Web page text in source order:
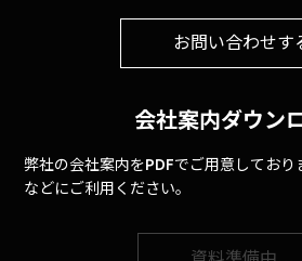
お問い合わせす
会社案内ダウン
弊社の会社案内をPDFでご用意しており
などにご利用ください。